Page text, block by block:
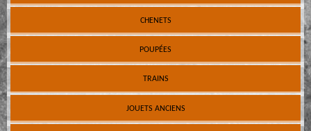
CHENETS
POUPÉES
TRAINS
JOUETS ANCIENS